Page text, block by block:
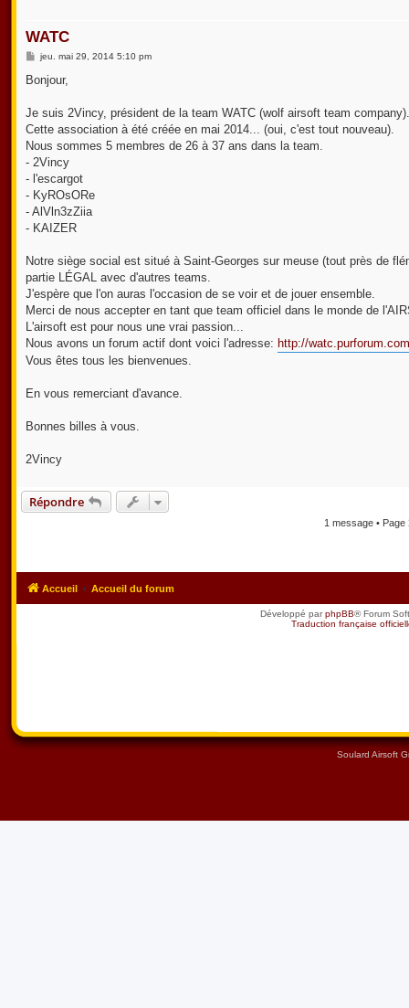
WATC
M
s
g
jeu. mai 29, 2014 5:10 pm
Bonjour,
Je suis 2Vincy, président de la team WATC (wolf airsoft team company).
Cette association à été créée en mai 2014... (oui, c'est tout nouveau).
Nous sommes 5 membres de 26 à 37 ans dans la team.
- 2Vincy
- l'escargot
- KyROsORe
- AlVln3zZiia
- KAIZER
Notre siège social est situé à Saint-Georges sur meuse (tout près de
partie LÉGAL avec d'autres teams.
J'espère que l'on auras l'occasion de se voir et de jouer ensemble.
Merci de nous accepter en tant que team officiel dans le monde de
L'airsoft est pour nous une vrai passion...
Nous avons un forum actif dont voici l'adresse: http://watc.purforum.com
Vous êtes tous les bienvenues.
En vous remerciant d'avance.
Bonnes billes à vous.
2Vincy
Répondre
1 message • Page
Accueil Accueil du forum
Développé parphpBB® Forum
Traduction française
Soulard Airsoft